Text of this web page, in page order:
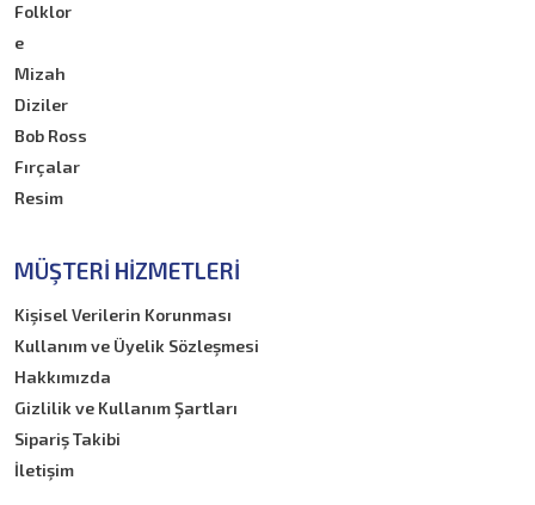
Folklor
e
Mizah
Diziler
Bob Ross
Fırçalar
Resim
MÜŞTERI HIZMETLERI
Kişisel Verilerin Korunması
Kullanım ve Üyelik Sözleşmesi
Hakkımızda
Gizlilik ve Kullanım Şartları
Sipariş Takibi
İletişim